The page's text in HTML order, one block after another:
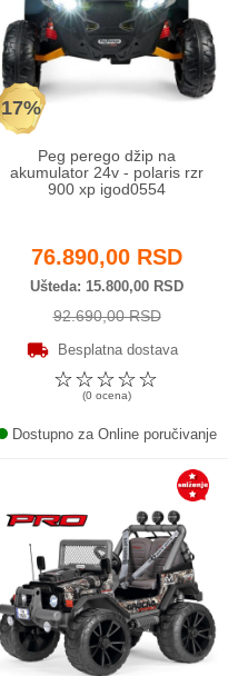
17%
Peg perego džip na
akumulator 24v - polaris rzr
900 xp igod0554
76.890,00 RSD
Ušteda 15.800,00 RSD
92.690,00 RSD
Besplatna dostava
☆
☆
☆
☆
☆
(0 ocena)
Dostupno za Online poručivanje